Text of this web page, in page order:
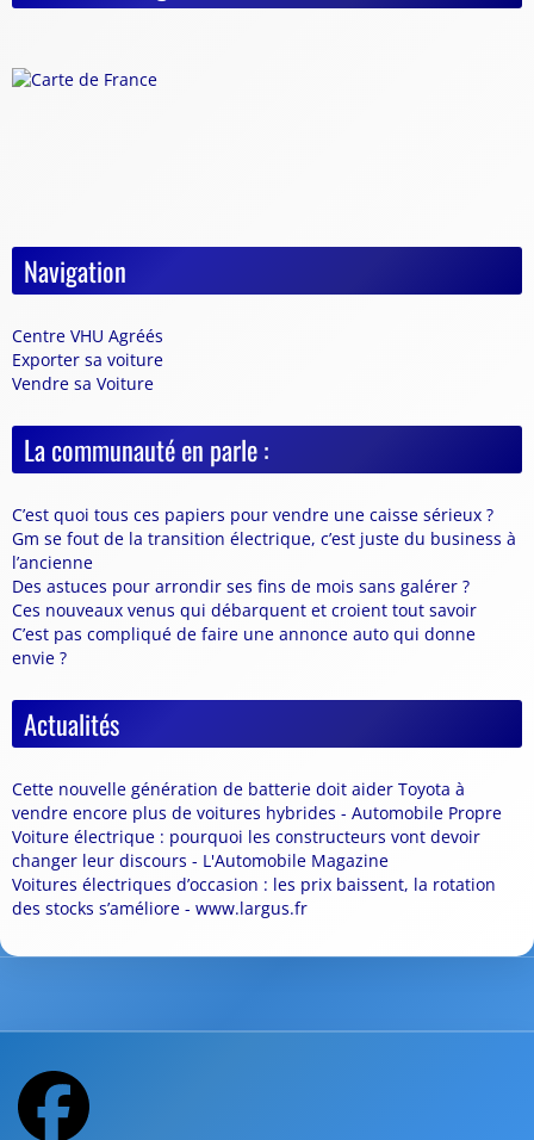
Navigation
Centre VHU Agréés
Exporter sa voiture
Vendre sa Voiture
La communauté en parle :
C’est quoi tous ces papiers pour vendre une caisse sérieux ?
Gm se fout de la transition électrique, c’est juste du business à
l’ancienne
Des astuces pour arrondir ses fins de mois sans galérer ?
Ces nouveaux venus qui débarquent et croient tout savoir
C’est pas compliqué de faire une annonce auto qui donne
envie ?
Actualités
Cette nouvelle génération de batterie doit aider Toyota à
vendre encore plus de voitures hybrides - Automobile Propre
Voiture électrique : pourquoi les constructeurs vont devoir
changer leur discours - L'Automobile Magazine
Voitures électriques d’occasion : les prix baissent, la rotation
des stocks s’améliore - www.largus.fr